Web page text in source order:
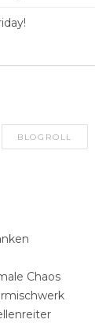
BLOGROLL
Chaos